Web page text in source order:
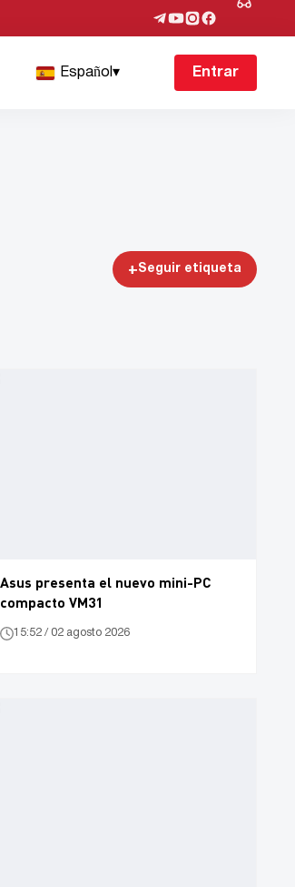
Español▾ Entrar
+Seguir etiqueta
Asus presenta el nuevo mini-PC
compacto VM31
15:52 / 02 agosto 2026